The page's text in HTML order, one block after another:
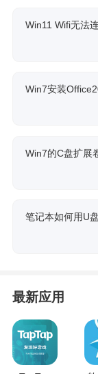
Win11 Wifi无法
Win7安装
Win7的C盘扩展
笔记本如何用U
最新应用